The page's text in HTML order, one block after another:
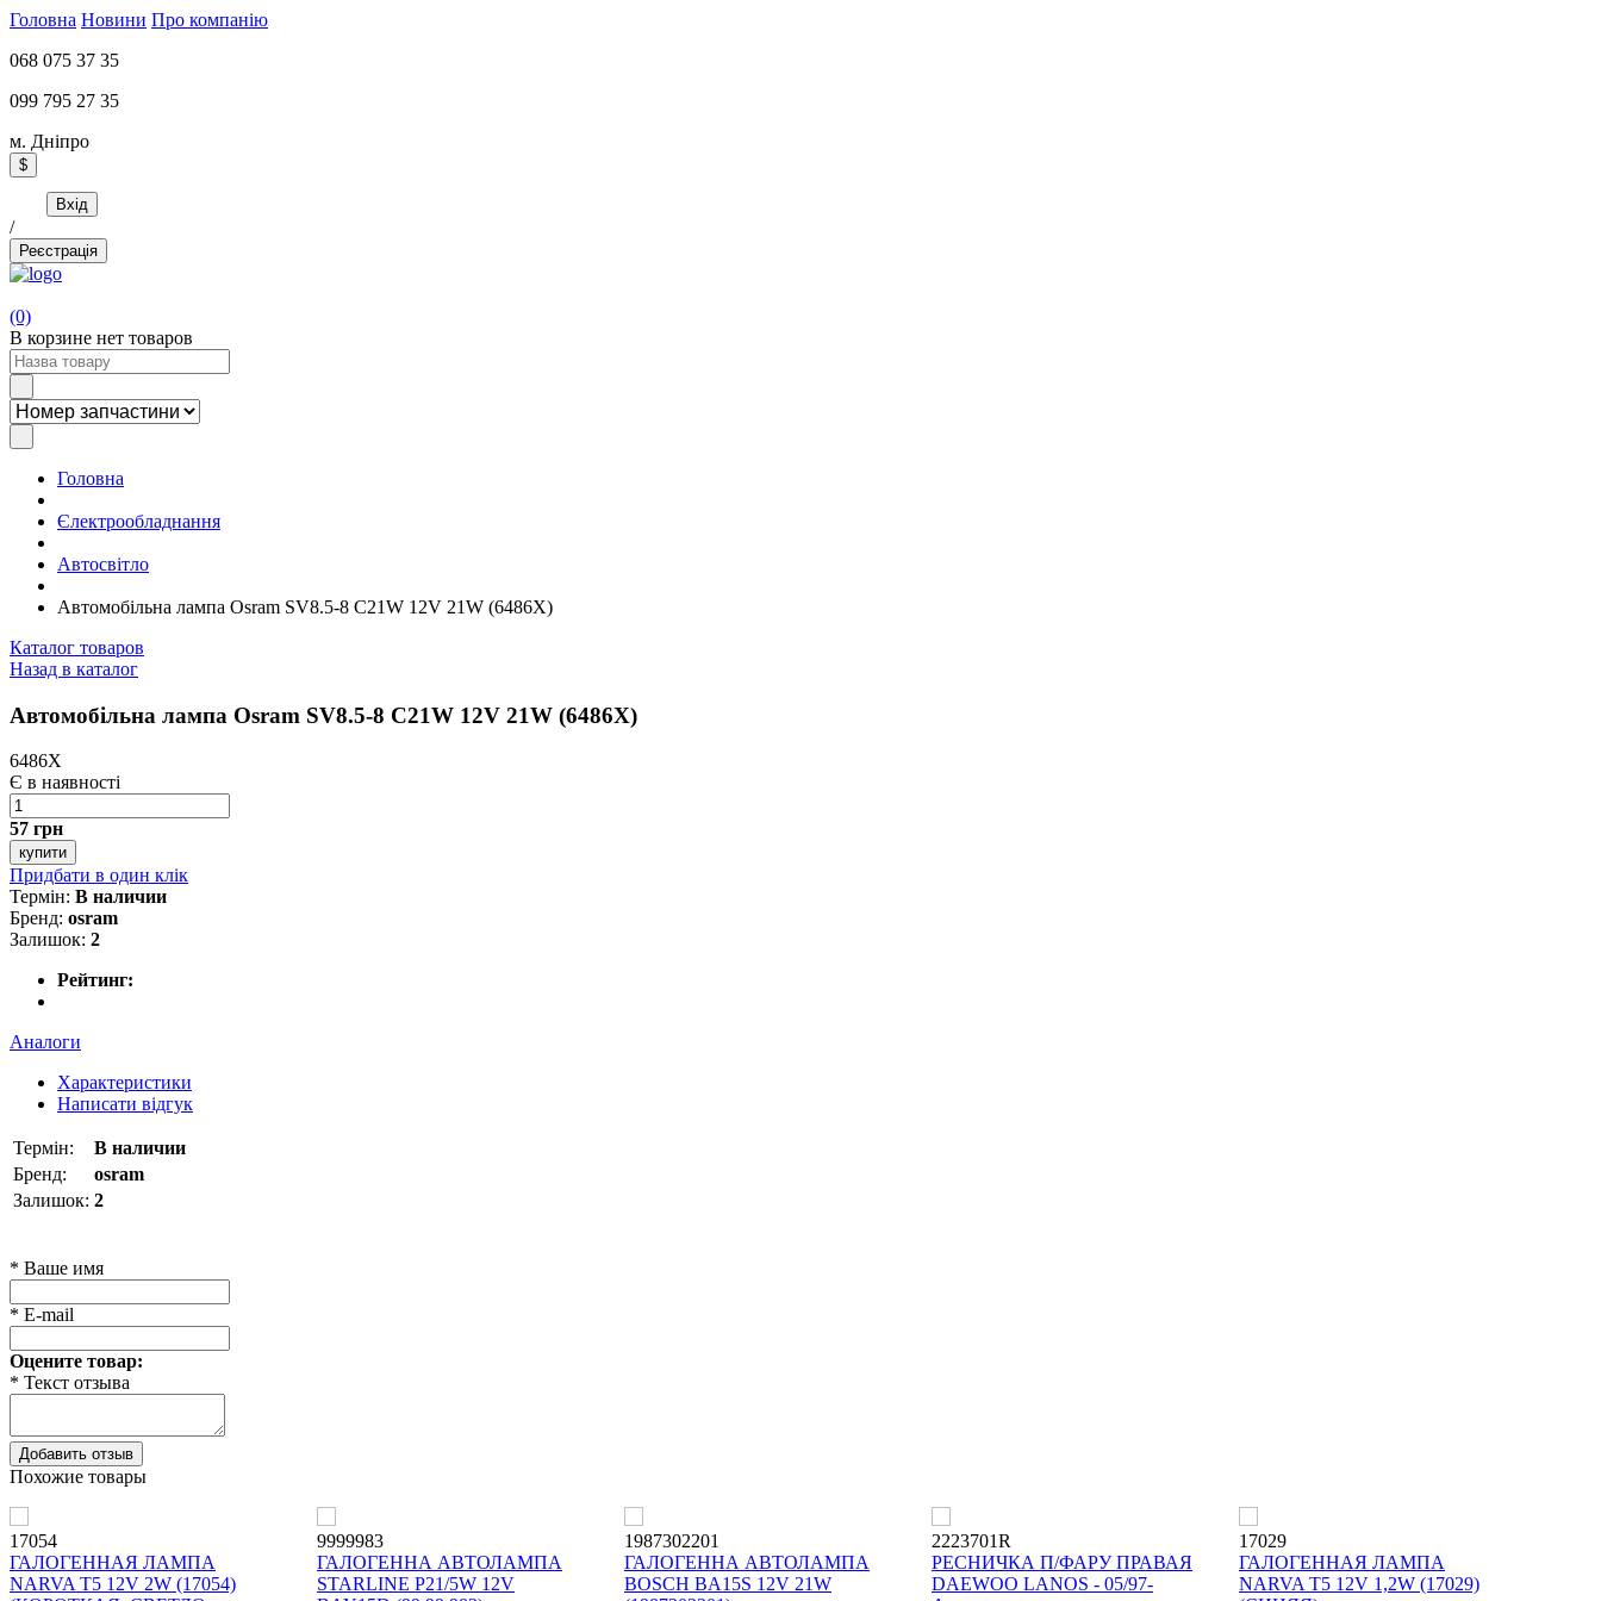
Головна Новини Про компанію
068 075 37 35
099 795 27 35
м. Дніпро
$
Вхід
/
Реєстрація
(0)
В корзине нет товаров
Головна
Єлектрообладнання
Автосвітло
Автомобiльна лампа Osram SV8.5-8 C21W 12V 21W (6486X)
Каталог товаров
Назад в каталог
Автомобiльна лампа Osram SV8.5-8 C21W 12V 21W (6486X)
6486X
Є в наявності
57 грн
купити
Придбати в один клік
Термін: В наличии
Бренд: osram
Залишок: 2
Рейтинг:
Аналоги
Характеристики
Написати відгук
Термін:
В наличии
Бренд:
osram
Залишок: 2
* Ваше имя
* E-mail
Оцените товар:
* Текст отзыва
Добавить отзыв
Похожие товары
17054
ГАЛОГЕННАЯ ЛАМПА
NARVA T5 12V 2W (17054)
9999983
ГАЛОГЕННА АВТОЛАМПА
STARLINE P21/5W 12V
1987302201
ГАЛОГЕННА АВТОЛАМПА
BOSCH BA15S 12V 21W
2223701R
РЕСНИЧКА П/ФАРУ ПРАВАЯ
DAEWOO LANOS - 05/97-
17029
ГАЛОГЕННАЯ ЛАМПА
NARVA T5 12V 1,2W (17029)